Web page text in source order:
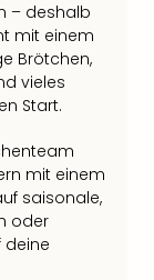
– deshalb
mit einem
Brötchen,
vieles
Start.
mit einem
saisonale,
oder
deine